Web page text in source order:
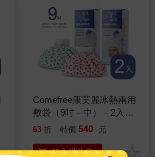
Comefree康芙麗冰熱兩用
敷袋（9吋－中）－2入－
（幸運草＋紅櫻花）
63 折 特價 540 元
加入購物車